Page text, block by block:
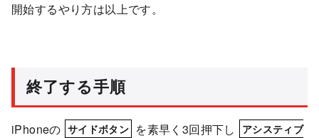
開始するやり方は以上です。
終了する手順
iPhoneの サイドボタン を素早く3回押下し
アシスティブ